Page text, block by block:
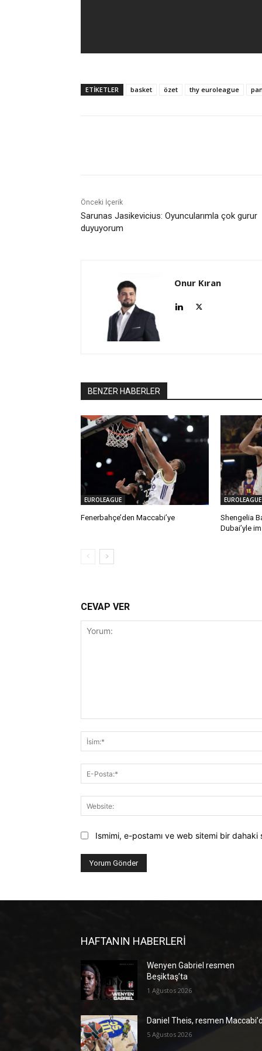
ETIKETLER basket özet thy euroleague
Önceki İçerik
Sarunas Jasikevicius: Oyuncularımla çok gurur
duyuyorum
Onur Kıran
BENZER HABERLER
EUROLEAGUE
Fenerbahçe’den Maccabi’ye
EUROLEAGUE
Shengelia
Dubai’yle
CEVAP VER
Ismimi, e-postamı ve web sitemi bir dahaki
HAFTANIN HABERLERİ
Wenyen Gabriel resmen
Beşiktaş’ta
1 Ağustos 2026
Daniel Theis, resmen
5 Ağustos 2026